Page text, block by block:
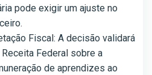
pode exigir um ajuste no
Fiscal: A decisão validará
Federal sobre a
de aprendizes ao